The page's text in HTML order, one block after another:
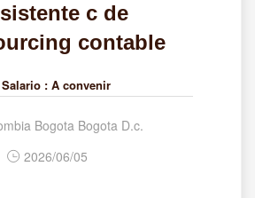
c de
contable
Salario : A convenir
Bogota Bogota D.c.
2026/06/05